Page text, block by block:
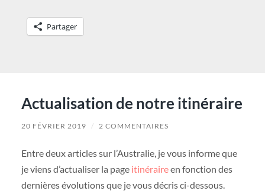
Partager
Actualisation de notre itinéraire
20 FÉVRIER 2019 / 2 COMMENTAIRES
Entre deux articles sur l’Australie, je vous informe que
je viens d’actualiser la page itinéraireen fonction des
dernières évolutions que je vous décris ci-dessous.